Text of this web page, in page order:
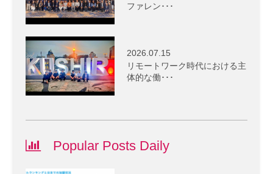
ファレン･･･
2026.07.15
リモートワーク時代における主
体的な働･･･
Popular Posts Daily